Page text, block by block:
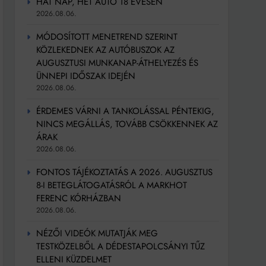
2026.08.06.
MÓDOSÍTOTT MENETREND SZERINT
KÖZLEKEDNEK AZ AUTÓBUSZOK AZ
AUGUSZTUSI MUNKANAP-ÁTHELYEZÉS ÉS
ÜNNEPI IDŐSZAK IDEJÉN
2026.08.06.
ÉRDEMES VÁRNI A TANKOLÁSSAL PÉNTEKIG,
NINCS MEGÁLLÁS, TOVÁBB CSÖKKENNEK AZ
ÁRAK
2026.08.06.
FONTOS TÁJÉKOZTATÁS A 2026. AUGUSZTUS
8-I BETEGLÁTOGATÁSRÓL A MARKHOT
FERENC KÓRHÁZBAN
2026.08.06.
NÉZŐI VIDEÓK MUTATJÁK MEG
TESTKÖZELBŐL A DÉDESTAPOLCSÁNYI TŰZ
ELLENI KÜZDELMET